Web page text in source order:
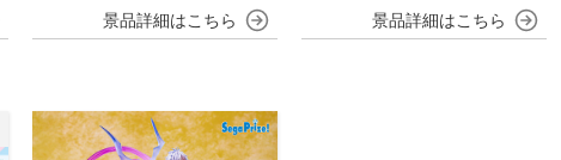
マイメロディ マーメイドver. ～